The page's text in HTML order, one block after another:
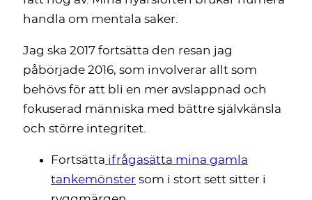
handla om mentala saker.
Jag ska 2017 fortsätta den resan jag
påbörjade 2016, som involverar allt som
behövs för att bli en mer avslappnad och
fokuserad människa med bättre självkänsla
och större integritet.
Fortsätta ifrågasätta mina gamla
tankemönster som i stort sett sitter i